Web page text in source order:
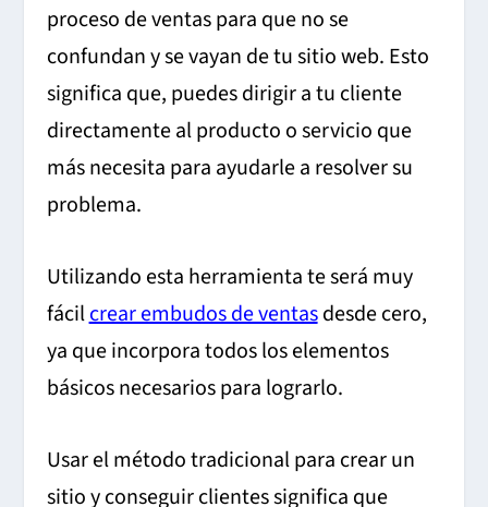
proceso de ventas para que no se
confundan y se vayan de tu sitio web. Esto
significa que, puedes dirigir a tu cliente
directamente al producto o servicio que
más necesita para ayudarle a resolver su
problema.
Utilizando esta herramienta te será muy
fácilcrear embudos de ventasdesde cero,
ya que incorpora todos los elementos
básicos necesarios para lograrlo.
Usar el método tradicional para crear un
sitio y conseguir clientes significa que